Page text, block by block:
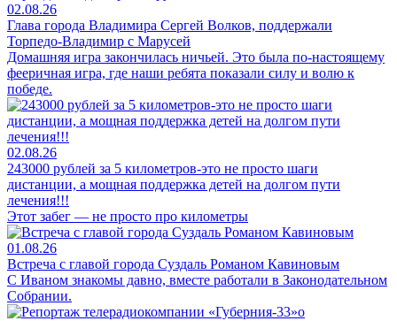
02.08.26
Глава города Владимира Сергей Волков, поддержали
Торпедо-Владимир с Марусей
Домашняя игра закончилась ничьей. Это была по-настоящему
фееричная игра, где наши ребята показали силу и волю к
победе.
02.08.26
243000 рублей за 5 километров-это не просто шаги
дистанции, а мощная поддержка детей на долгом пути
лечения!!!
Этот забег — не просто про километры
01.08.26
Встреча с главой города Суздаль Романом Кавиновым
С Иваном знакомы давно, вместе работали в Законодательном
Собрании.